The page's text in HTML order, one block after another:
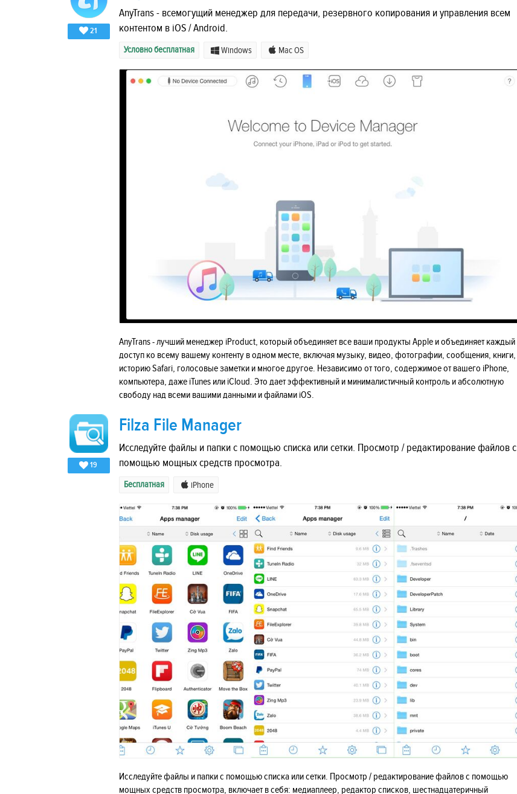
21
AnyTrans - всемогущий менеджер для передачи, резервного копирования и управления всем
контентом в iOS / Android.
Условно бесплатная Windows Mac OS
AnyTrans - лучший менеджер iProduct, который объединяет все ваши продукты Apple и объединяет каждый
доступ ко всему вашему контенту в одном месте, включая музыку, видео, фотографии, сообщения, книги,
историю Safari, голосовые заметки и многое другое. Независимо от того, содержимое от вашего iPhone,
компьютера, даже iTunes или iCloud. Это дает эффективный и минималистичный контроль и абсолютную
свободу над всеми вашими данными и файлами iOS.
19
Filza File Manager
Исследуйте файлы и папки с помощью списка или сетки. Просмотр / редактирование файлов с
помощью мощных средств просмотра.
Бесплатная iPhone
Исследуйте файлы и папки с помощью списка или сетки. Просмотр / редактирование файлов с помощью
мощных средств просмотра, включает в себя: медиаплеер, редактор списков, шестнадцатеричный